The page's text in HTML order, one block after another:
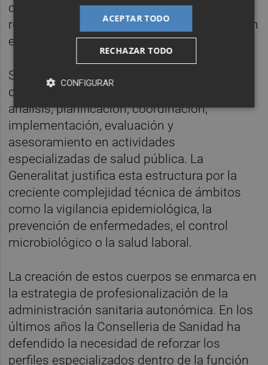
coordinación y la evaluación de actuaciones
relacionadas con la protección de la salud en
el ámbito del trabajo.
Según recoge el documento, los integrantes
de estas escalas asumirán funciones de
análisis, planificación, coordinación,
implementación, evaluación y
asesoramiento en actividades
especializadas de salud pública. La
Generalitat justifica esta estructura por la
creciente complejidad técnica de ámbitos
como la vigilancia epidemiológica, la
prevención de enfermedades, el control
microbiológico o la salud laboral.
La creación de estos cuerpos se enmarca en
la estrategia de profesionalización de la
administración sanitaria autonómica. En los
últimos años la Conselleria de Sanidad ha
defendido la necesidad de reforzar los
perfiles especializados dentro de la función
ACEPTAR TODO
RECHAZAR TODO
CONFIGURAR